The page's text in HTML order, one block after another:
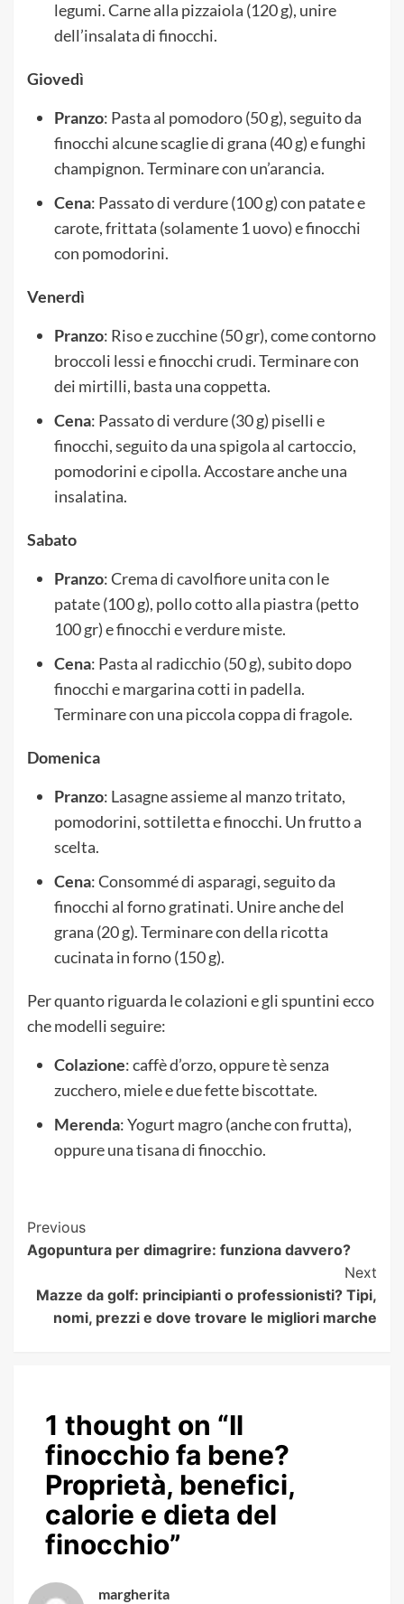
legumi. Carne alla pizzaiola (120 g), unire
dell’insalata di finocchi.
Giovedì
Pranzo: Pasta al pomodoro (50 g), seguito da
finocchi alcune scaglie di grana (40 g) e funghi
champignon. Terminare con un’arancia.
Cena: Passato di verdure (100 g) con patate e
carote, frittata (solamente 1 uovo) e finocchi
con pomodorini.
Venerdì
Pranzo: Riso e zucchine (50 gr), come contorno
broccoli lessi e finocchi crudi. Terminare con
dei mirtilli, basta una coppetta.
Cena: Passato di verdure (30 g) piselli e
finocchi, seguito da una spigola al cartoccio,
pomodorini e cipolla. Accostare anche una
insalatina.
Sabato
Pranzo: Crema di cavolfiore unita con le
patate (100 g), pollo cotto alla piastra (petto
100 gr) e finocchi e verdure miste.
Cena: Pasta al radicchio (50 g), subito dopo
finocchi e margarina cotti in padella.
Terminare con una piccola coppa di fragole.
Domenica
Pranzo: Lasagne assieme al manzo tritato,
pomodorini, sottiletta e finocchi. Un frutto a
scelta.
Cena: Consommé di asparagi, seguito da
finocchi al forno gratinati. Unire anche del
grana (20 g). Terminare con della ricotta
cucinata in forno (150 g).
Per quanto riguarda le colazioni e gli spuntini ecco
che modelli seguire:
Colazione: caffè d’orzo, oppure tè senza
zucchero, miele e due fette biscottate.
Merenda: Yogurt magro (anche con frutta),
oppure una tisana di finocchio.
Post
Navigation
Previous
Agopuntura per dimagrire: funziona davvero?
Next
Mazze da golf: principianti o professionisti? Tipi,
nomi, prezzi e dove trovare le migliori marche
1 thought on “Il
finocchio fa bene?
Proprietà, benefici,
calorie e dieta del
finocchio”
margherita